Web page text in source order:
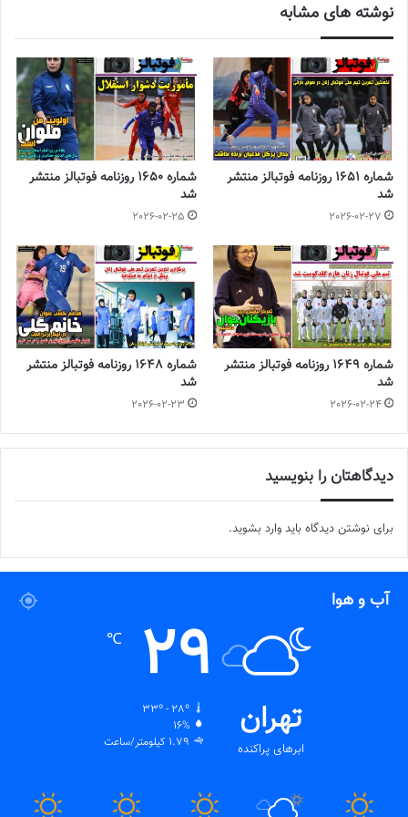
◾️با فوتبالز همراه شوید◾️
فوتبالز را در اینستاگرام دنبال
کنید◾️
footballs.women@
برچسب ها روزنامه فوتبالز
نوشته های مشابه
شماره 1651 روزنامه فوتبالز منتشر
شد
2026-02-27
شماره 1650 روزنامه فوتبالز منتشر
شد
2026-02-25
شماره 1649 روزنامه فوتبالز منتشر
شد
2026-02-24
شماره 1648 روزنامه فوتبالز منتشر
شد
2026-02-23
دیدگاهتان را بنویسید
برای نوشتن دیدگاه باید وارد بشوید.
آب و هوا
تهران
ابرهای پراکنده
29
℃
33º - 28º
16%
1.79 کیلومتر/ساعت